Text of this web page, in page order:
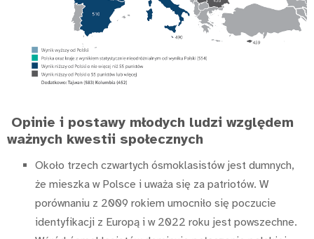
Opinie i postawy młodych ludzi względem
ważnych kwestii społecznych
Około trzech czwartych ósmoklasistów jest dumnych,
że mieszka w Polsce i uważa się za patriotów. W
porównaniu z 2009 rokiem umocniło się poczucie
identyfikacji z Europą i w 2022 roku jest powszechne.